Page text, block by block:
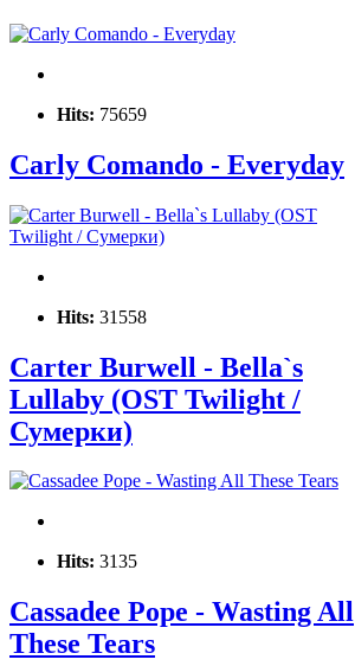
Hits: 75659
Carly Comando - Everyday
Hits: 31558
Carter Burwell - Bella`s
Lullaby (OST Twilight /
Сумерки)
Hits: 3135
Cassadee Pope - Wasting All
These Tears